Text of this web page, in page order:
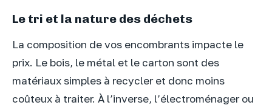
Le tri et la nature des déchets
La composition de vos encombrants impacte le
prix. Le bois, le métal et le carton sont des
matériaux simples à recycler et donc moins
coûteux à traiter. À l’inverse, l’électroménager ou